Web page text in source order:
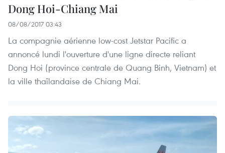
Dong Hoi-Chiang Mai
08/08/2017 03:43
La compagnie aérienne low-cost Jetstar Pacific a
annoncé lundi l'ouverture d'une ligne directe reliant
Dong Hoi (province centrale de Quang Binh, Vietnam) et
la ville thaïlandaise de Chiang Mai.